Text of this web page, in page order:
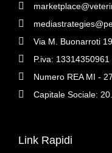
Via M. Buonarroti
P.iva: 13314350961
Numero REA MI -
Capitale Sociale:
Link Rapidi